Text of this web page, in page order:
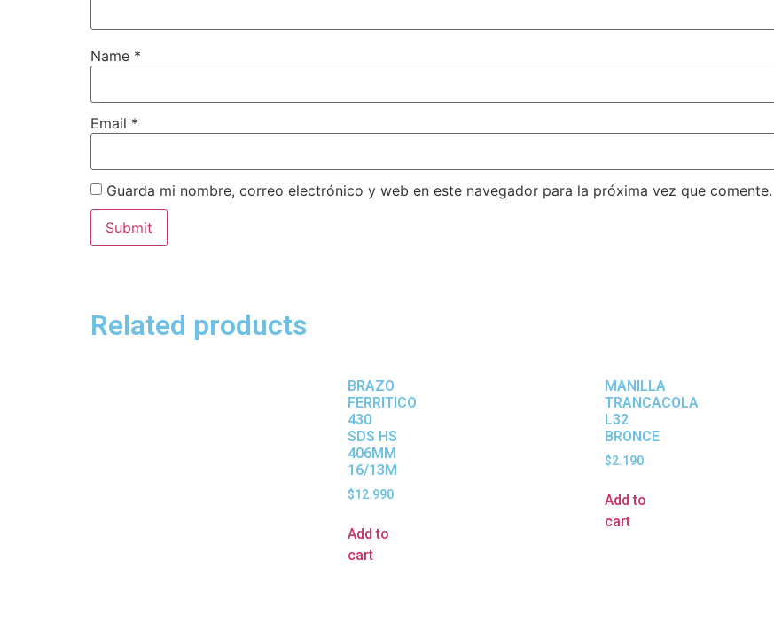
Name *
Email *
Guarda mi nombre, correo electrónico y web en este navegador para la próxima vez que comente.
Related products
BRAZO
FERRITICO
430
SDS HS
406MM
16/13M
$12.990
Add to
cart
MANILLA
TRANCACOLA
L32
BRONCE
$2.190
Add to
cart